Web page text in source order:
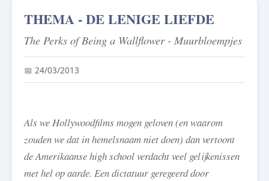
THEMA - DE LENIGE LIEFDE
The Perks of Being a Wallflower - Muurbloempjes
📅 24/03/2013
Als we Hollywoodfilms mogen geloven (en waarom
zouden we dat in hemelsnaam niet doen) dan vertoont
de Amerikaanse high school verdacht veel gelijkenissen
met hel op aarde. Een dictatuur geregeerd door